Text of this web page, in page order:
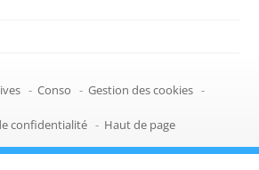
- Conso - Gestion des cookies -
confidentialité - Haut de page